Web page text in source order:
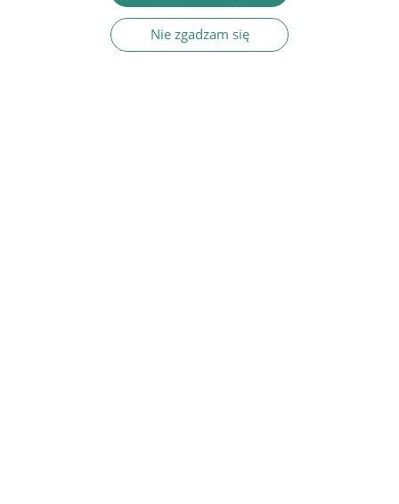
Nie zgadzam się
Prawo administracyjne. Część szczególna